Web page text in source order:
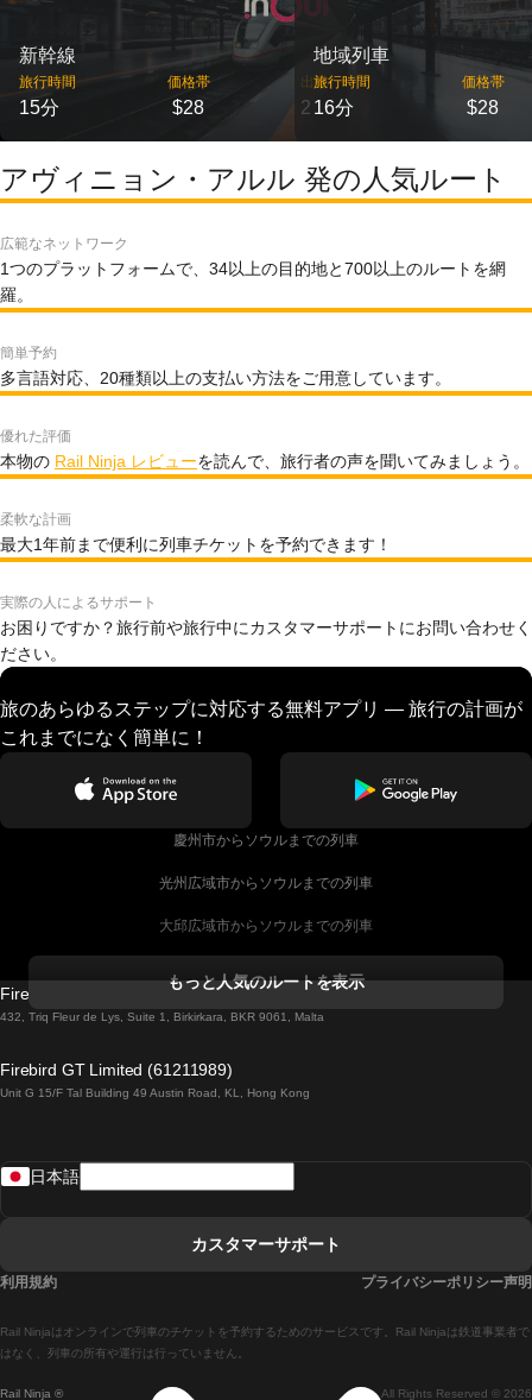
新幹線
旅行時間
15分
価格帯
$28
出発
2
地域列車
旅行時間
16分
価格帯
$28
アヴィニョン・アルル 発の人気ルート
広範なネットワーク
1つのプラットフォームで、34以上の目的地と700以上のルートを網
羅。
簡単予約
多言語対応、20種類以上の支払い方法をご用意しています。
優れた評価
本物の Rail Ninja レビューを読んで、旅行者の声を聞いてみましょう。
柔軟な計画
最大1年前まで便利に列車チケットを予約できます！
実際の人によるサポート
お困りですか？旅行前や旅行中にカスタマーサポートにお問い合わせく
ださい。
旅のあらゆるステップに対応する無料アプリ — 旅行の計画が
これまでになく簡単に！
慶州市からソウルまでの列車
光州広域市からソウルまでの列車
大邱広域市からソウルまでの列車
ダブリンからゴールウェイまでの列車
ローマからナポリまでの列車
マドリードからセビリアまでの列車
マドリードからアリカンテまでの列車
もっと人気のルートを表示
Firebird GT Limited (OC 1451)
432, Triq Fleur de Lys, Suite 1, Birkirkara, BKR 9061, Malta
Firebird GT Limited (61211989)
Unit G 15/F Tal Building 49 Austin Road, KL, Hong Kong
Rail Ninja ® All Rights Reserved © 2026
Rail Ninjaはオンラインで列車のチケットを予約するためのサービスです。Rail Ninjaは鉄道事業者で
はなく、列車の所有や運行は行っていません。
日本語
カスタマーサポート
利用規約 プライバシーポリシー声明